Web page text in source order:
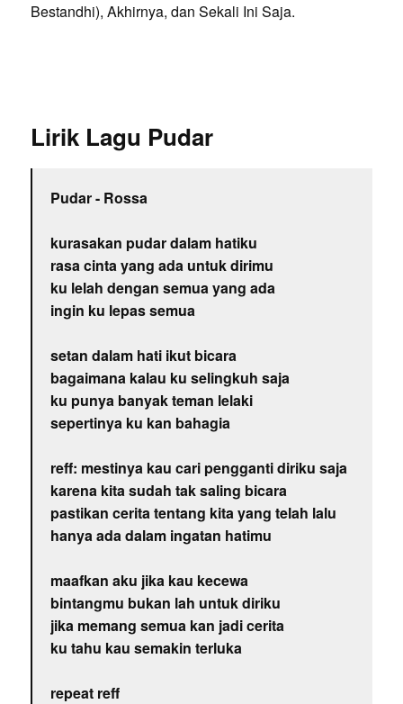
Bestandhi), Akhirnya, dan Sekali Ini Saja.
Lirik Lagu Pudar
Pudar - Rossa
kurasakan pudar dalam hatiku
rasa cinta yang ada untuk dirimu
ku lelah dengan semua yang ada
ingin ku lepas semua
setan dalam hati ikut bicara
bagaimana kalau ku selingkuh saja
ku punya banyak teman lelaki
sepertinya ku kan bahagia
reff: mestinya kau cari pengganti diriku saja
karena kita sudah tak saling bicara
pastikan cerita tentang kita yang telah lalu
hanya ada dalam ingatan hatimu
maafkan aku jika kau kecewa
bintangmu bukan lah untuk diriku
jika memang semua kan jadi cerita
ku tahu kau semakin terluka
repeat reff